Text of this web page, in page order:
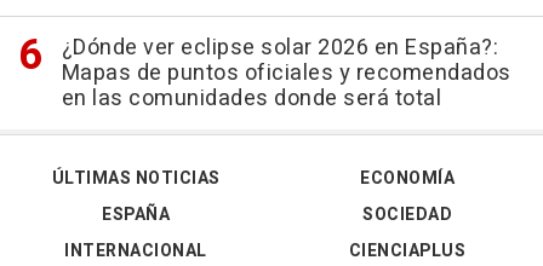
¿Dónde ver eclipse solar 2026 en España?:
Mapas de puntos oficiales y recomendados
en las comunidades donde será total
ÚLTIMAS NOTICIAS
ESPAÑA
INTERNACIONAL
ECONOMÍA
SOCIEDAD
CIENCIAPLUS